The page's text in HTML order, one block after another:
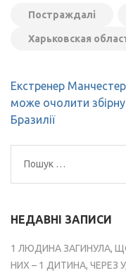
Постраждалі
Харьковская
Навігація
записів
Екстренер Манчестер
може очолити збірну
Бразилії
Пошук:
НЕДАВНІ ЗАПИСИ
1 ЛЮДИНА ЗАГИНУЛА,
НИХ – 1 ДИТИНА, ЧЕРЕЗ